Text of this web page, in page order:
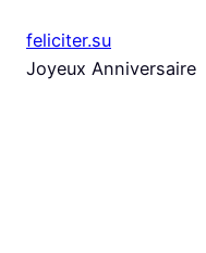
au
contenu
feliciter.su
Joyeux Anniversaire